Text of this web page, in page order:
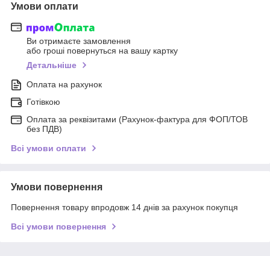
Умови оплати
Ви отримаєте замовлення
або гроші повернуться на вашу картку
Детальніше
Оплата на рахунок
Готівкою
Оплата за реквізитами (Рахунок-фактура для ФОП/ТОВ
без ПДВ)
Всі умови оплати
Умови повернення
Повернення товару впродовж 14 днів за рахунок покупця
Всі умови повернення